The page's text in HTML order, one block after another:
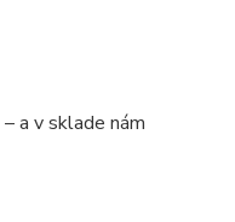
– a v sklade nám